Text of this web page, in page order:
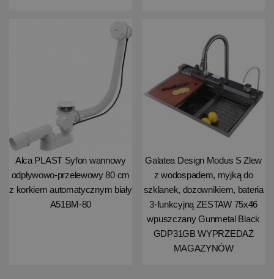
Alca PLAST Syfon wannowy
odpływowo-przelewowy 80 cm
z korkiem automatycznym biały
A51BM-80
Galatea Design Modus S Zlew
z wodospadem, myjką do
szklanek, dozownikiem, bateria
3-funkcyjną ZESTAW 75x46
wpuszczany Gunmetal Black
GDP31GB WYPRZEDAŻ
MAGAZYNÓW